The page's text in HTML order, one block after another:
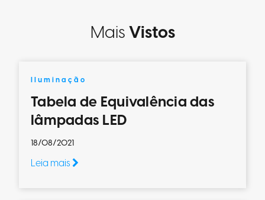
MaisVistos
Iluminação
Tabela de Equivalência das
lâmpadas LED
18/08/2021
Leia mais